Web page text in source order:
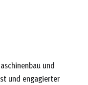
und
und engagierter